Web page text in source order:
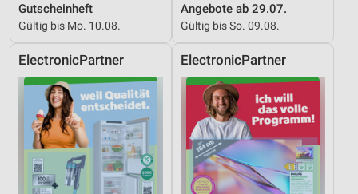
Gutscheinheft
Gültig bis Mo. 10.08.
Angebote ab 29.07.
Gültig bis So. 09.08.
ElectronicPartner ElectronicPartner